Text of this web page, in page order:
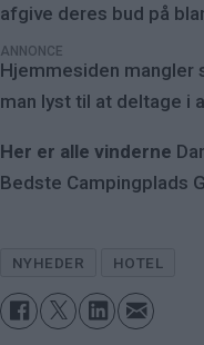
afgive deres bud på
ANNONCE
Hjemmesiden mangler
man lyst til at deltage i
Her er alle vinderne
Bedste Campingplads
NYHEDER HOTEL